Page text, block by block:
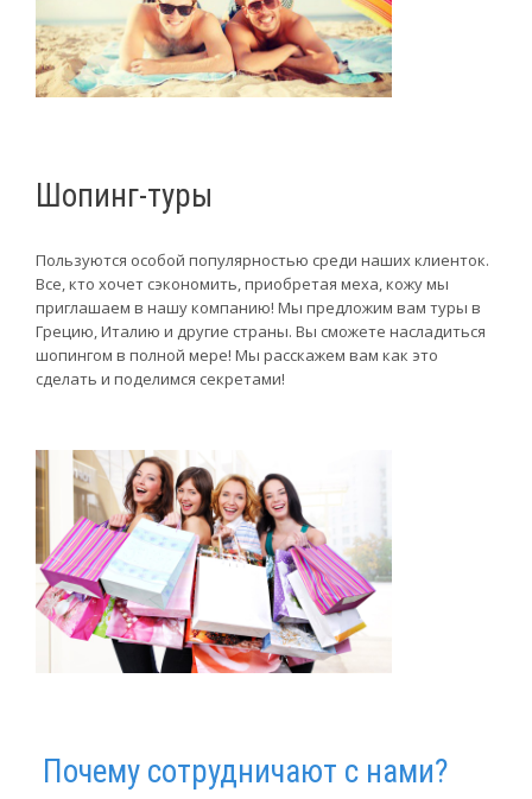
Шопинг-туры
Пользуются особой популярностью среди наших клиенток.
Все, кто хочет сэкономить, приобретая меха, кожу мы
приглашаем в нашу компанию! Мы предложим вам туры в
Грецию, Италию и другие страны. Вы сможете насладиться
шопингом в полной мере! Мы расскажем вам как это
сделать и поделимся секретами!
Почему сотрудничают с нами?